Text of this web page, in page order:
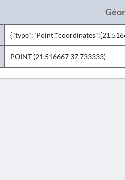
POINT (21.516667 37.733333)